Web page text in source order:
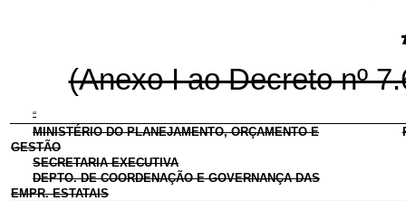
(Anexo I ao Decreto nº
“
MINISTÉRIO DO PLANEJAMENTO, ORÇAMENTO E
GESTÃO
SECRETARIA EXECUTIVA
DEPTO. DE COORDENAÇÃO E GOVERNANÇA DAS
EMPR.ESTATAIS